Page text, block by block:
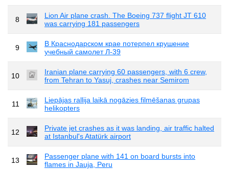
8
Lion Air plane crash. The Boeing 737 flight JT 610
was carrying 181 passengers
9
В Краснодарском крае потерпел крушение
учебный самолет Л-39
10
Iranian plane carrying 60 passengers, with 6 crew,
from Tehran to Yasuj, crashes near Semirom
11
Liepājas rallija laikā nogāzies filmēšanas grupas
helikopters
12
Private jet crashes as it was landing, air traffic halted
at Istanbul's Atatürk airport
13
Passenger plane with 141 on board bursts into
flames in Jauja, Peru